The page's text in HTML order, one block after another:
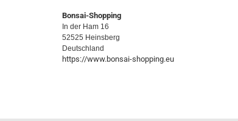
Bonsai-Shopping
In der Ham 16
52525 Heinsberg
Deutschland
https://www.bonsai-shopping.eu